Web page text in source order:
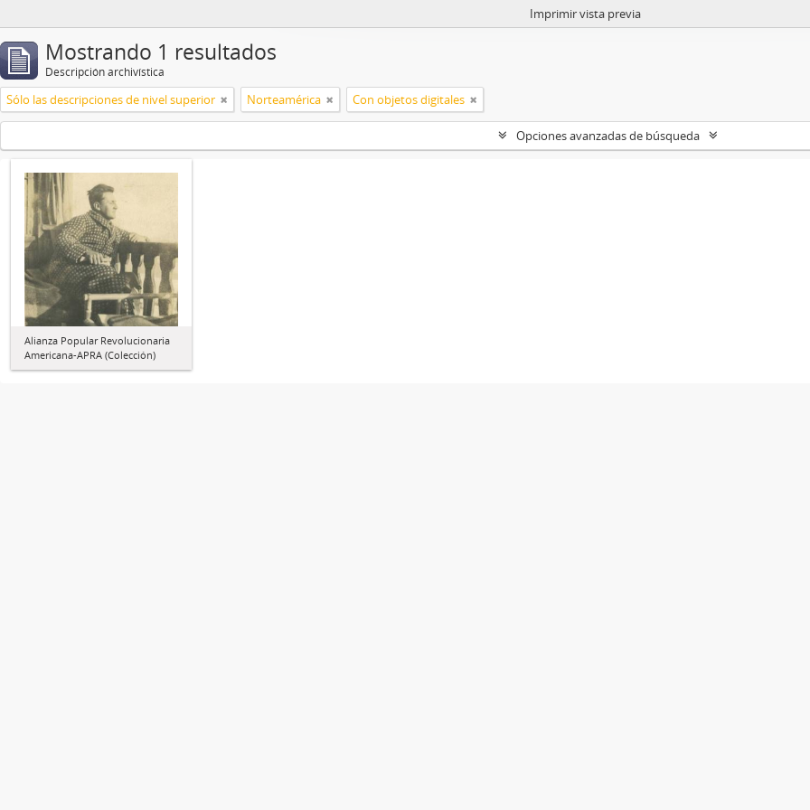
Imprimir vista previa
Mostrando 1 resultados
Descripción archivística
Sólo las descripciones de nivel superior Norteamérica Con objetos digitales
Opciones avanzadas de búsqueda
Alianza Popular Revolucionaria
Americana-APRA (Colección)